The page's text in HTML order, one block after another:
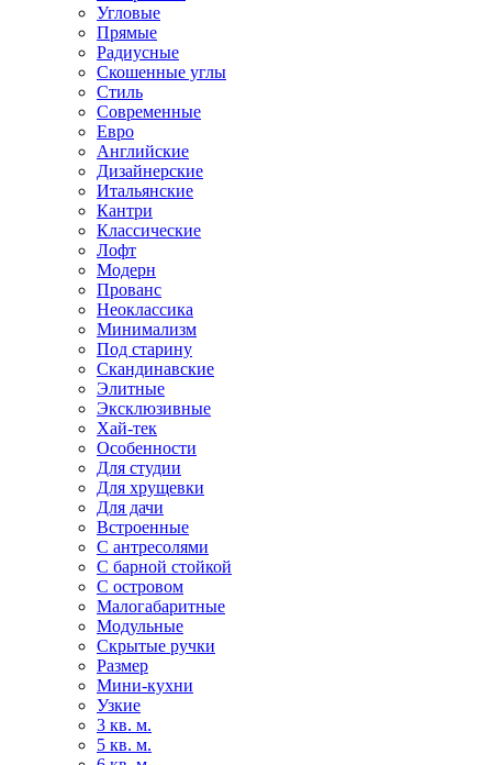
Угловые
Прямые
Радиусные
Скошенные углы
Стиль
Современные
Евро
Английские
Дизайнерские
Итальянские
Кантри
Классические
Лофт
Модерн
Прованс
Неоклассика
Минимализм
Под старину
Скандинавские
Элитные
Эксклюзивные
Хай-тек
Особенности
Для студии
Для хрущевки
Для дачи
Встроенные
С антресолями
С барной стойкой
С островом
Малогабаритные
Модульные
Скрытые ручки
Размер
Мини-кухни
Узкие
3 кв. м.
5 кв. м.